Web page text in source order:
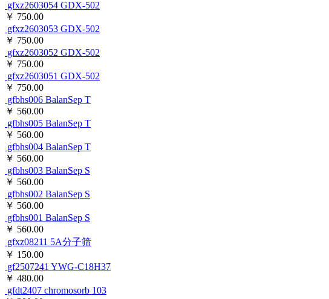
gfxz2603054GDX-502
￥ 750.00
gfxz2603053GDX-502
￥ 750.00
gfxz2603052GDX-502
￥ 750.00
gfxz2603051GDX-502
￥ 750.00
gfbhs006BalanSep T
￥ 560.00
gfbhs005BalanSep T
￥ 560.00
gfbhs004
BalanSep T
￥ 560.00
gfbhs003
￥ 560.00
gfbhs002
￥ 560.00
gfbhs001
￥ 560.00
gfxz08211
￥ 150.00
gf2507241
￥ 480.00